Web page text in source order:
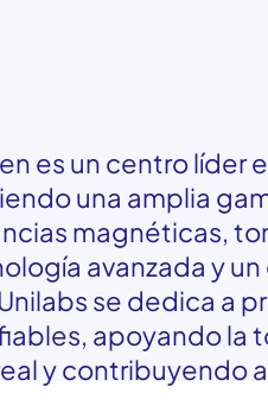
es un centrolíder
una amplia
magnéticas,
avanzada y un
se dedica a
, apoyandola
ycontribuyendo